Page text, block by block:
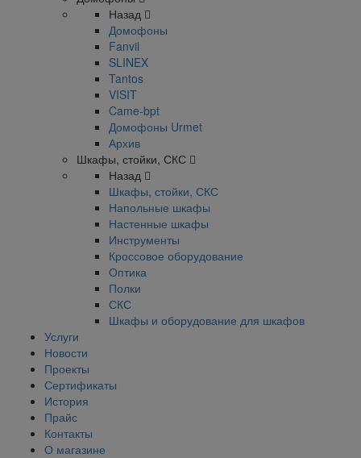
Назад
Домофоны
Fanvil
SLINEX
Tantos
VISIT
Came-bpt
Домофоны Urmet
Архив
Шкафы, стойки, СКС
Назад
Шкафы, стойки, СКС
Напольные шкафы
Настенные шкафы
Инструменты
Кроссовое оборудование
Оптика
Полки
СКС
Шкафы и оборудование для шкафов
Услуги
Новости
Проекты
Сертификаты
История
Прайс
Контакты
О магазине